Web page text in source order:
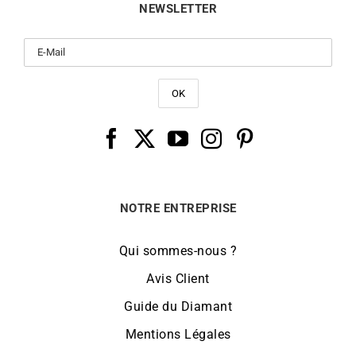
NEWSLETTER
NOTRE ENTREPRISE
Qui sommes-nous ?
Avis Client
Guide du Diamant
Mentions Légales